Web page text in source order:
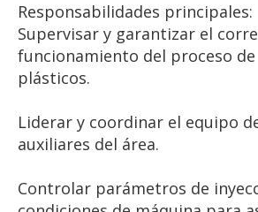
Responsabilidades principales:
Supervisar y garantizar el
funcionamiento del proceso de
plásticos.
Liderar y coordinar el equipo
auxiliares del área.
Controlar parámetros de